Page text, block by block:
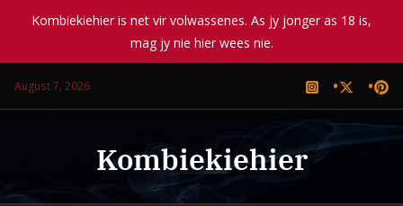
Kombiekiehier is net vir volwassenes. As jy jonger as 18 is,
mag jy nie hier wees nie.
August 7, 2026
Kombiekiehier